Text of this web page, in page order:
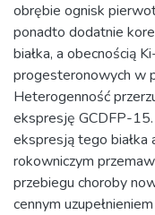
obrębie ognisk
ponadto dodatnie
białka, a obecnością
progesteronowych w
Heterogenność
ekspresję GCDFP-
ekspresją tego białka
rokowniczym
przebiegu choroby
cennym